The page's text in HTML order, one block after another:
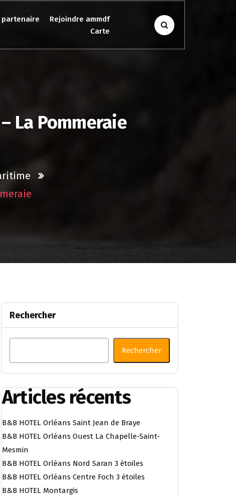
partenaire
Rejoindre ammdf
Carte
La Pommeraie
Rechercher
Rechercher
Articles récents
B&B HOTEL Orléans Saint Jean de Braye
B&B HOTEL Orléans Ouest La Chapelle-Saint-
Mesmin
B&B HOTEL Orléans Nord Saran 3 étoiles
B&B HOTEL Orléans Centre Foch 3 étoiles
B&B HOTEL Montargis